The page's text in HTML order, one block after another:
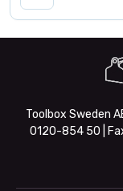
Toolbox Sweden
0120-854 50 |